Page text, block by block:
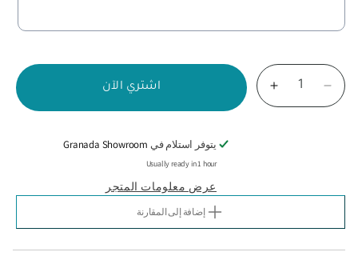
الكمية
–
مل
زيادة
الكمية
–
مل
اشتري الآن
يتوفر استلام في Granada Showroom
Usually ready in 1 hour
عرض معلومات المتجر
إضافة إلى المقارنة